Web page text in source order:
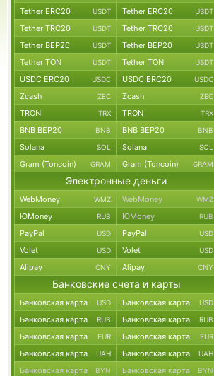
Tether ERC20 USDT Tether ERC20 USDT
Tether TRC20 USDT Tether TRC20 USDT
Tether BEP20 USDT Tether BEP20 USDT
Tether TON USDT Tether TON USDT
USDC ERC20 USDC USDC ERC20 USDC
Zcash ZEC Zcash ZEC
TRON TRX TRON TRX
BNB BEP20 BNB BNB BEP20 BNB
Solana SOL Solana SOL
Gram (Toncoin) GRAM Gram (Toncoin) GRAM
Электронные деньги
WebMoney WMZ WebMoney WMZ
ЮMoney RUB ЮMoney RUB
PayPal USD PayPal USD
Volet USD Volet USD
Alipay CNY Alipay CNY
Банковские счета и карты
Банковская карта USD Банковская карта USD
Банковская карта RUB Банковская карта RUB
Банковская карта EUR Банковская карта EUR
Банковская карта UAH Банковская карта UAH
Банковская карта BYN Банковская карта BYN